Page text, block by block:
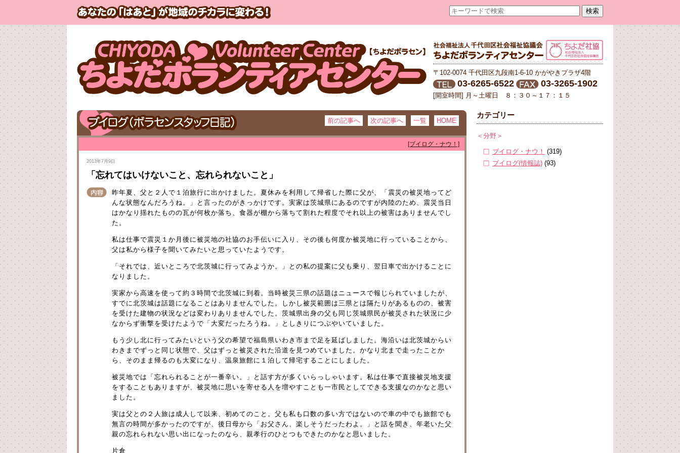
〒102-0074 千代田区九段南1-6-10 かがやきプラザ4階
03-6265-6522 03-3265-1902
[開室時間] 月～土曜日 ８：３０～１７：１５
前の記事へ 次の記事へ 一覧 HOME
[ブイログ・ナウ！]
2013年7月9日
「忘れてはいけないこと、忘れられないこと」
昨年夏、父と２人で１泊旅行に出かけました。夏休みを利用して帰省した際に父が、「震災の被災地ってど
んな状態なんだろうね。」と言ったのがきっかけです。実家は茨城県にあるのですが内陸のため、震災当日
はかなり揺れたものの瓦が何枚か落ち、食器が棚から落ちて割れた程度でそれ以上の被害はありませんでし
た。
私は仕事で震災１か月後に被災地の社協のお手伝いに入り、その後も何度か被災地に行っていることから、
父は私から様子を聞いてみたいと思っていたようです。
「それでは、近いところで北茨城に行ってみようか。」との私の提案に父も乗り、翌日車で出かけることに
なりました。
実家から高速を使って約３時間で北茨城に到着。当時被災三県の話題はニュースで報じられていましたが、
すでに北茨城は話題になることはありませんでした。しかし被災範囲は三県とは隔たりがあるものの、被害
を受けた建物の状況などは変わりありませんでした。茨城県出身の父も同じ茨城県民が被災された状況に少
なからず衝撃を受けたようで「大変だったろうね。」としきりにつぶやいていました。
もう少し北に行ってみたいという父の希望で福島県いわき市まで足を延ばしました。海沿いは北茨城からい
わきまでずっと同じ状態で、父はずっと被災された沿道を見つめていました。かなり北まで走ったことか
ら、そのまま帰るのも大変になり、温泉旅館に１泊して帰宅することにしました。
被災地では「忘れられることが一番辛い。」と話す方が多くいらっしゃいます。私は仕事で直接被災地支援
をすることもありますが、被災地に思いを寄せる人を増やすことも一市民としてできる支援なのかなと思い
ました。
実は父との２人旅は成人して以来、初めてのこと。父も私も口数の多い方ではないので車の中でも旅館でも
無言の時間が多かったのですが、後日母から「お父さん、楽しそうだったわよ。」と話を聞き、年老いた父
親の忘れられない思い出になったのなら、親孝行のひとつもできたのかなと思いました。
片倉
カテゴリー
＜分野＞
ブイログ・ナウ！ (319)
ブイログ(情報誌) (93)